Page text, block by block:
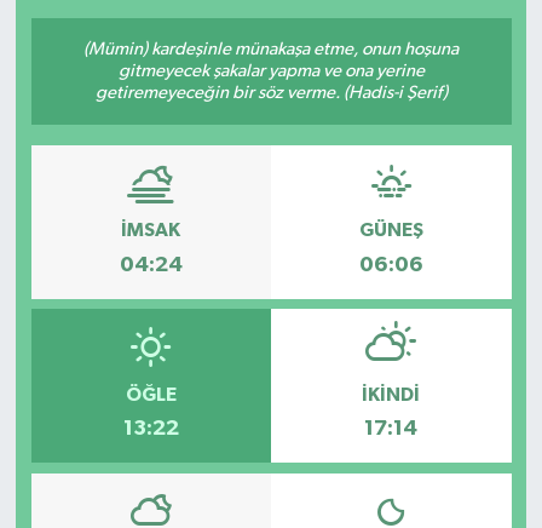
(Mümin) kardeşinle münakaşa etme, onun hoşuna
gitmeyecek şakalar yapma ve ona yerine
getiremeyeceğin bir söz verme. (Hadis-i Şerif)
İMSAK
04:24
GÜNEŞ
06:06
ÖĞLE
13:22
İKINDI
17:14
Kültür Sanat
Dünya
Eğitim
SEKTÖR
Magazin
haber ara
Eğitim
Spor
Haber Arşivi